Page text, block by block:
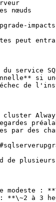
nœuds
peut
service
si
de
par des
de
modeste :
: **\~2 à 3